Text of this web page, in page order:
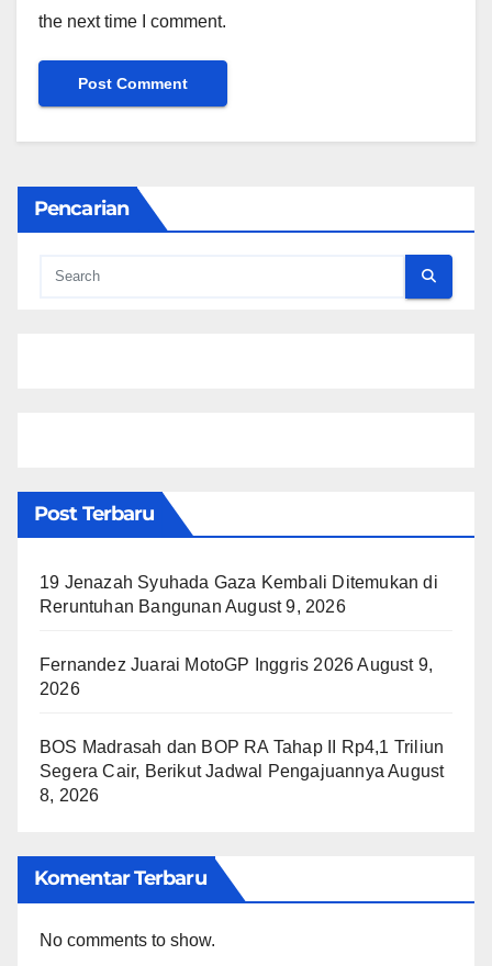
the next time I comment.
Pencarian
Post Terbaru
19 Jenazah Syuhada Gaza Kembali Ditemukan di
Reruntuhan Bangunan August 9, 2026
Fernandez Juarai MotoGP Inggris 2026 August 9,
2026
BOS Madrasah dan BOP RA Tahap II Rp4,1 Triliun
Segera Cair, Berikut Jadwal Pengajuannya August
8, 2026
Komentar Terbaru
No comments to show.